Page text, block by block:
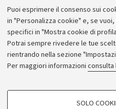
Puoi esprimere il consenso sui
in "Personalizza cookie" e, se
specifici in "Mostra cookie di
Potrai sempre rivedere le tue
rientrando nella sezione
Per maggiori informazioni consulta
COOKIE DI PROFILAZIONE -
SOLO